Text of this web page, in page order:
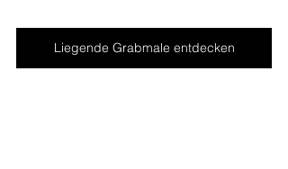
Liegende Grabmale entdecken